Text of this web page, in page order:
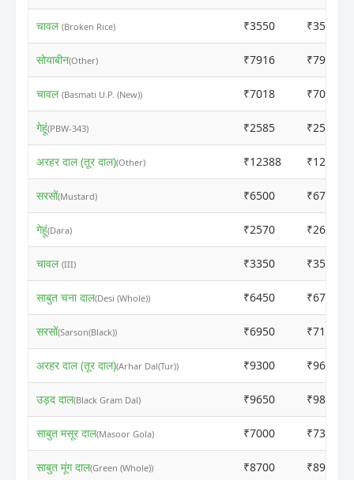
चावल (Broken Rice) ₹3550 ₹3560
सोयाबीन(Other) ₹7916 ₹7926
चावल (Basmati U.P. (New)) ₹7018 ₹7028
गेहूं(PBW-343) ₹2585 ₹2595
अरहर दाल (तूर दाल)(Other) ₹12388 ₹12398
सरसों(Mustard) ₹6500 ₹6790
गेहूं(Dara) ₹2570 ₹2650
चावल (III) ₹3350 ₹3510
साबुत चना दाल(Desi (Whole)) ₹6450 ₹6760
सरसों(Sarson(Black)) ₹6950 ₹7130
अरहर दाल (तूर दाल)(Arhar Dal(Tur)) ₹9300 ₹9610
उड़द दाल(Black Gram Dal) ₹9650 ₹9890
साबुत मसूर दाल(Masoor Gola) ₹7000 ₹7310
साबुत मूंग दाल(Green (Whole)) ₹8700 ₹8910